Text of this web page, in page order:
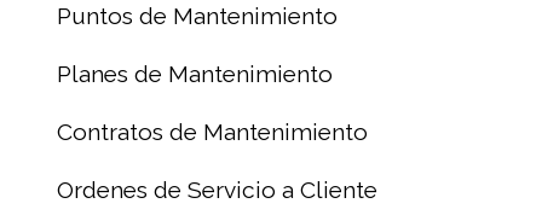
Puntos de Mantenimiento
Planes de Mantenimiento
Contratos de Mantenimiento
Ordenes de Servicio a Cliente